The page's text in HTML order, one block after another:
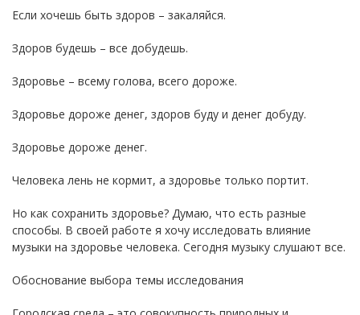
Если хочешь быть здоров – закаляйся.
Здоров будешь – все добудешь.
Здоровье – всему голова, всего дороже.
Здоровье дороже денег, здоров буду и денег добуду.
Здоровье дороже денег.
Человека лень не кормит, а здоровье только портит.
Но как сохранить здоровье? Думаю, что есть разные
способы. В своей работе я хочу исследовать влияние
музыки на здоровье человека. Сегодня музыку слушают все.
Обоснование выбора темы исследования